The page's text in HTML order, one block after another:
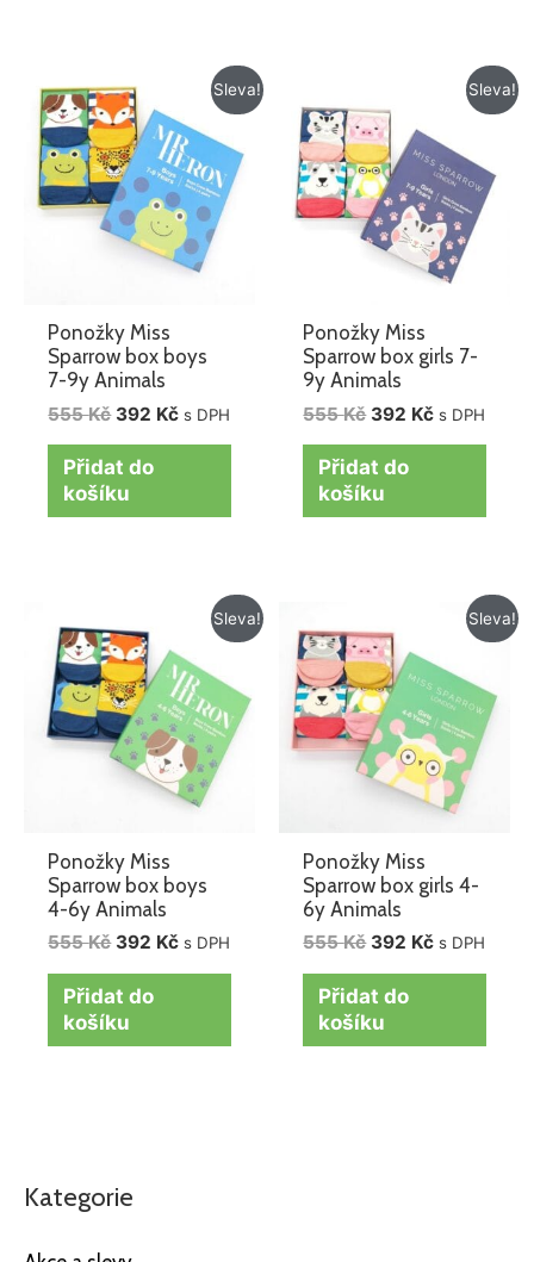
Kategorie
Sleva!
Ponožky Miss
Sparrow box boys
7-9y Animals
555Kč
Původní
cena
byla:
555 Kč.
392 Kč
Aktuální
cena
je:
392 Kč.
s DPH
Přidat do
košíku
Sleva!
Ponožky Miss
Sparrow box girls 7-
9y Animals
555Kč
cena
byla:
555 Kč.
392 Kč
Aktuální
cena
392 Kč.
s DPH
Přidat do
košíku
Sleva!
Ponožky Miss
Sparrow box boys
4-6y Animals
555Kč
cena
byla:
555 Kč.
392 Kč
Aktuální
cena
je:
392 Kč.
s DPH
Přidat do
košíku
Sleva!
Ponožky Miss
Sparrow box girls 4-
6y Animals
555Kč
cena
byla:
555 Kč.
392 Kč
Aktuální
cena
je:
392 Kč.
s DPH
Přidat do
košíku